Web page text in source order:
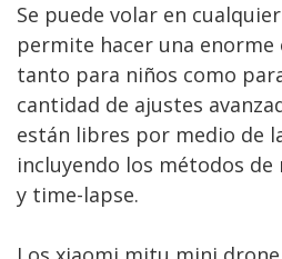
Se puede volar en
permite hacer una
tanto para niños como
cantidad de ajustes
están libres por medio de
incluyendo los métodos
y time-lapse.